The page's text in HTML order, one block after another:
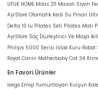
UFUK HOME Milas 211 Masalı Siyah
AyrStore Otomatik Kedi Su Pınarı
Delta 10 lu Pilates Seti Pilates Matı
AyrStore Saç Düzleştirici Ve Maşa
Philips 5000 Serisi Islak Kuru Robot
Royal Canin Motherbaby Cat 34
En Favori Ürünler
İsego Emoji Yumurtlayan Kurşun